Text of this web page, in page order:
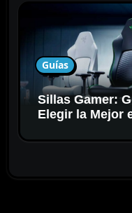
Guías
Sillas Gamer:
Elegir la Mejor